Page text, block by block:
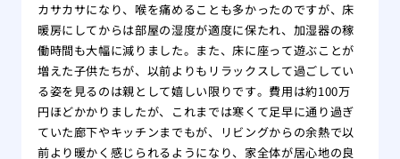
カサカサになり、喉を痛めることも多かったのですが、床
暖房にしてからは部屋の湿度が適度に保たれ、加湿器の稼
働時間も大幅に減りました。また、床に座って遊ぶことが
増えた子供たちが、以前よりもリラックスして過ごしてい
る姿を見るのは親として嬉しい限りです。費用は約100万
円ほどかかりましたが、これまでは寒くて足早に通り過ぎ
ていた廊下やキッチンまでもが、リビングからの余熱で以
前より暖かく感じられるようになり、家全体が居心地の良